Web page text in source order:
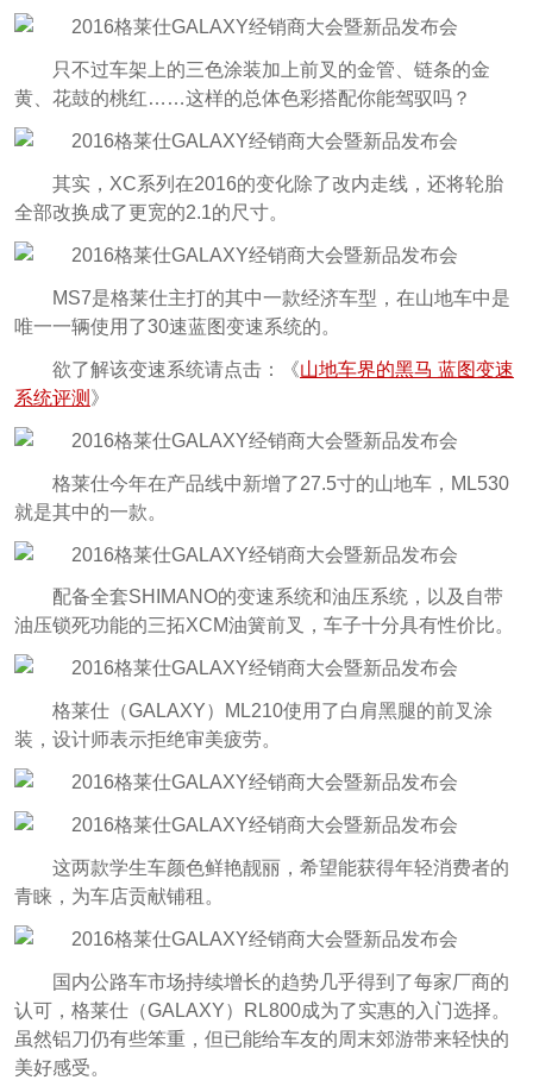
只不过车架上的三色涂装加上前叉的金管、链条的金
黄、花鼓的桃红……这样的总体色彩搭配你能驾驭吗？
其实，XC系列在2016的变化除了改内走线，还将轮胎
全部改换成了更宽的2.1的尺寸。
MS7是格莱仕主打的其中一款经济车型，在山地车中是
唯一一辆使用了30速蓝图变速系统的。
欲了解该变速系统请点击：《山地车界的黑马 蓝图变速
系统评测 》
格莱仕今年在产品线中新增了27.5寸的山地车，ML530
就是其中的一款。
配备全套SHIMANO的变速系统和油压系统，以及自带
油压锁死功能的三拓XCM油簧前叉，车子十分具有性价比。
格莱仕（GALAXY）ML210使用了白肩黑腿的前叉涂
装，设计师表示拒绝审美疲劳。
这两款学生车颜色鲜艳靓丽，希望能获得年轻消费者的
青睐，为车店贡献铺租。
国内公路车市场持续增长的趋势几乎得到了每家厂商的
认可，格莱仕（GALAXY）RL800成为了实惠的入门选择。
虽然铝刀仍有些笨重，但已能给车友的周末郊游带来轻快的
美好感受。